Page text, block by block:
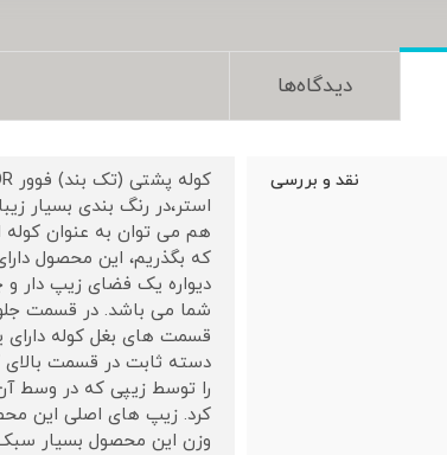
دیدگاه‌ها
نقد و بررسی
استر،در رنگ بندی بسیار
هم می توان به عنوان کوله
که بگذریم، این محصول
دیواره یک فضای زیپ دار
شما می باشد. در قسمت
قسمت های بغل کوله
دسته ثابت در قسمت
را توسط زیپی که در وسط
کرد. زیپ های اصلی این
وزن این محصول بسیار سبک و 520 گرم می